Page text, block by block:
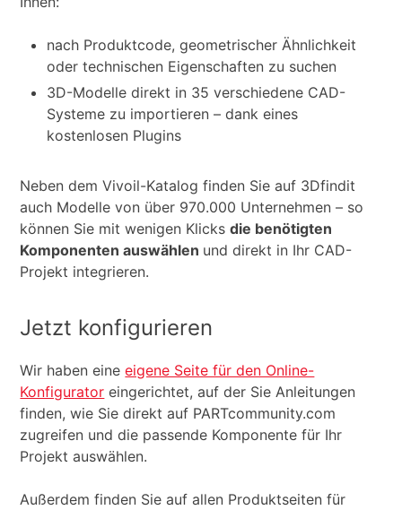
nach Produktcode, geometrischer Ähnlichkeit
oder technischen Eigenschaften zu suchen
3D-Modelle direkt in 35 verschiedene CAD-
Systeme zu importieren – dank eines
kostenlosen Plugins
Neben dem Vivoil-Katalog finden Sie auf 3Dfindit
auch Modelle von über 970.000 Unternehmen – so
können Sie mit wenigen Klicksdie benötigten
Komponenten auswählen und direkt in Ihr CAD-
Projekt integrieren.
Jetzt konfigurieren
Wir haben eineeigene Seite für den Online-
Konfigurator eingerichtet, auf der Sie Anleitungen
finden, wie Sie direkt auf PARTcommunity.com
zugreifen und die passende Komponente für Ihr
Projekt auswählen.
Außerdem finden Sie auf allen Produktseiten für